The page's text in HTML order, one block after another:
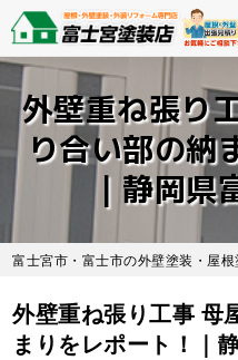
Skip
to
main
content
外壁重ね張り
り合い部の納
｜静岡県
富士宮市・富士市の外壁塗装・屋根
外壁重ね張り工事 母
まりをレポート！｜